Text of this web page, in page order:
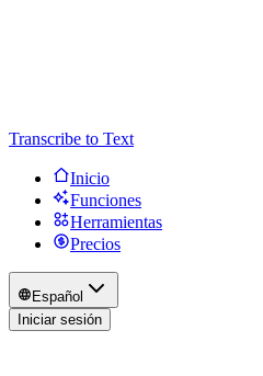
Transcribe to Text
Inicio
Funciones
Herramientas
Precios
Español
Iniciar sesión